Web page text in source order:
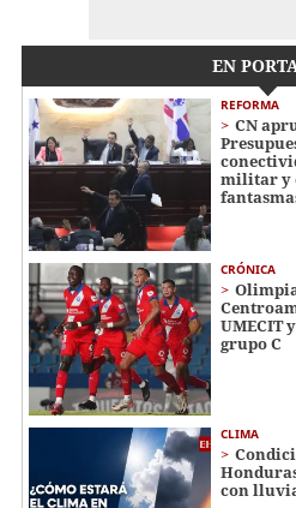
EN
REFORMA
CN
militar y
CRÓNICA
UMECIT
grupo C
CLIMA
con